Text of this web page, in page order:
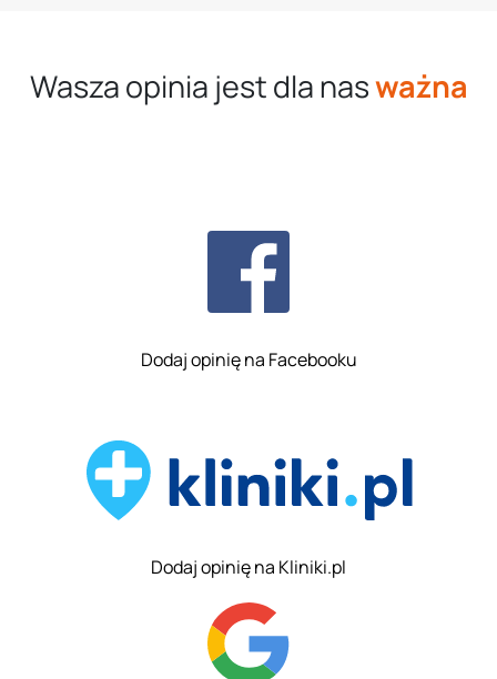
Wasza opinia jest dla nasważna
Dodaj opinię na Facebooku
Dodaj opinię na Kliniki.pl